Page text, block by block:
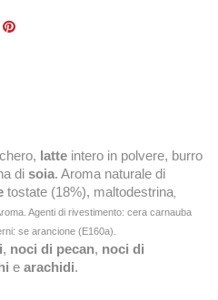
latte intero in polvere, burro
di soia. Aroma naturale di
tostate (18%), maltodestrina
Agenti di rivestimento: cera carnauba
se arancione (E160a).
, noci di pecan, noci di
e arachidi.